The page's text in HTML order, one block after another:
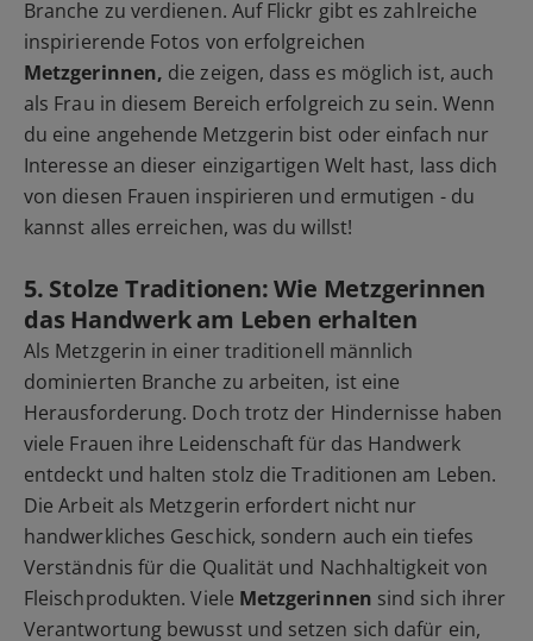
Branche zu verdienen. Auf Flickr gibt es zahlreiche
inspirierende Fotos von erfolgreichen
Metzgerinnen, die zeigen, dass es möglich ist, auch
als Frau in diesem Bereich erfolgreich zu sein. Wenn
du eine angehende Metzgerin bist oder einfach nur
Interesse an dieser einzigartigen Welt hast, lass dich
von diesen Frauen inspirieren und ermutigen - du
kannst alles erreichen, was du willst!
5. Stolze Traditionen: Wie Metzgerinnen
das Handwerk am Leben erhalten
Als Metzgerin in einer traditionell männlich
dominierten Branche zu arbeiten, ist eine
Herausforderung. Doch trotz der Hindernisse haben
viele Frauen ihre Leidenschaft für das Handwerk
entdeckt und halten stolz die Traditionen am Leben.
Die Arbeit als Metzgerin erfordert nicht nur
handwerkliches Geschick, sondern auch ein tiefes
Verständnis für die Qualität und Nachhaltigkeit von
Fleischprodukten. Viele Metzgerinnen sind sich ihrer
Verantwortung bewusst und setzen sich dafür ein,